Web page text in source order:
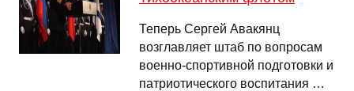
Теперь Сергей Авакянц
возглавляет штаб по вопросам
военно-спортивной подготовки и
патриотического воспитания …